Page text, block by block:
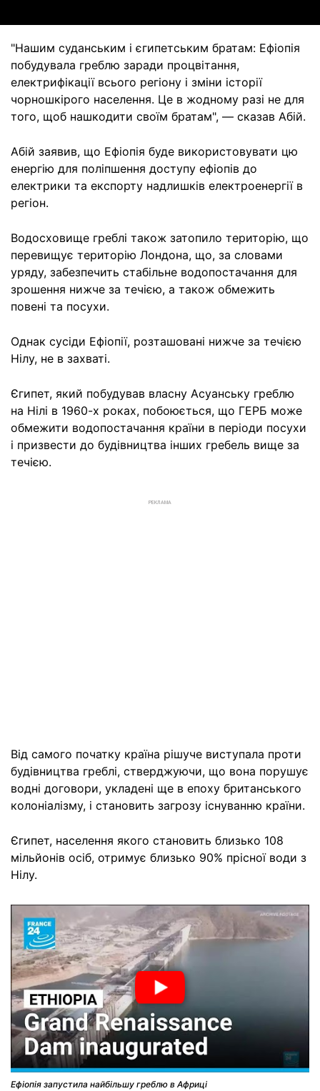
"Нашим суданським і єгипетським братам: Ефіопія
побудувала греблю заради процвітання,
електрифікації всього регіону і зміни історії
чорношкірого населення. Це в жодному разі не для
того, щоб нашкодити своїм братам", — сказав Абій.
Абій заявив, що Ефіопія буде використовувати цю
енергію для поліпшення доступу ефіопів до
електрики та експорту надлишків електроенергії в
регіон.
Водосховище греблі також затопило територію, що
перевищує територію Лондона, що, за словами
уряду, забезпечить стабільне водопостачання для
зрошення нижче за течією, а також обмежить
повені та посухи.
Однак сусіди Ефіопії, розташовані нижче за течією
Нілу, не в захваті.
Єгипет, який побудував власну Асуанську греблю
на Нілі в 1960-х роках, побоюється, що ГЕРБ може
обмежити водопостачання країни в періоди посухи
і призвести до будівництва інших гребель вище за
течією.
РЕКЛАМА
Від самого початку країна рішуче виступала проти
будівництва греблі, стверджуючи, що вона порушує
водні договори, укладені ще в епоху британського
колоніалізму, і становить загрозу існуванню країни.
Єгипет, населення якого становить близько 108
мільйонів осіб, отримує близько 90% прісної води з
Нілу.
Ефіопія запустила найбільшу греблю в Африці